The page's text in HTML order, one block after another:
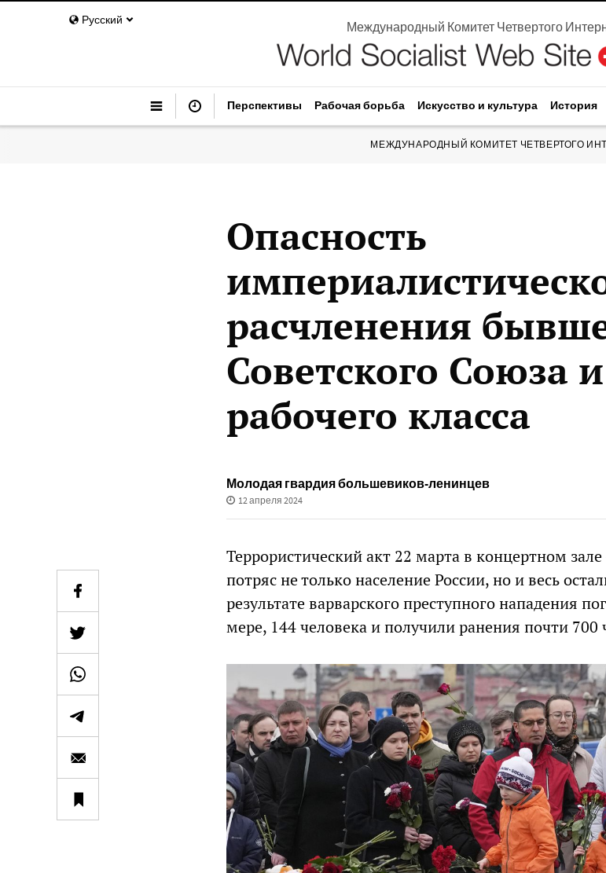
Русский Международный Комитет Четвертого
Перспективы Рабочая борьба Искусство и культура История
МЕЖДУНАРОДНЫЙ КОМИТЕТ ЧЕТВЕРТОГО
Опасность
расчленения
Советского Союза
рабочего класса
Молодая гвардия большевиков-ленинцев
12 апреля 2024
Террористический акт 22 марта в концертном
потряс не только население России, но и весь
результате варварского преступного нападения
мере, 144 человека и получили ранения почти 700